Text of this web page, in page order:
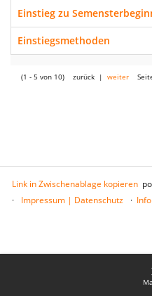
Einstieg zu
Einstiegsmethoden
(1 - 5 von 10) zurück | weiter
Link in Zwischenablage kopieren
Impressum | Datenschutz